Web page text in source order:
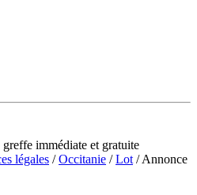
immédiate et gratuite
légales /Occitanie /Lot / Annonce